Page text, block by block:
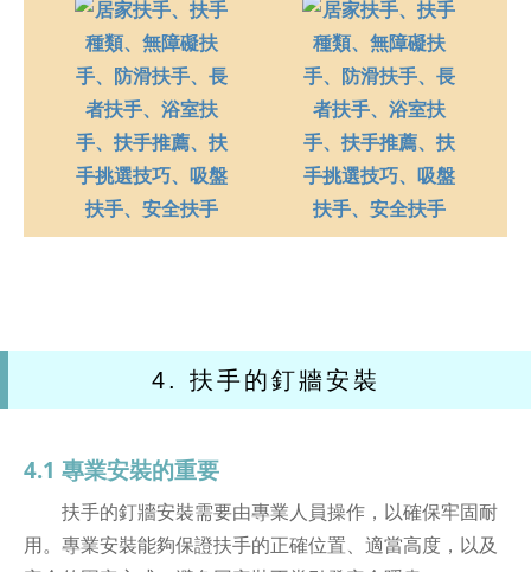
4. 扶手的釘牆安裝
4.1 專業安裝的重要
扶手的釘牆安裝需要由專業人員操作，以確保牢固耐
用。專業安裝能夠保證扶手的正確位置、適當高度，以及